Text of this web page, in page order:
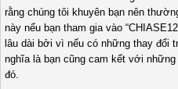
rằng chúng tôi khuyên bạn nên
này nếu bạn tham gia vào
lâu dài bởi vì nếu có những thay đổi
nghĩa là bạn cũng cam kết với
đó.